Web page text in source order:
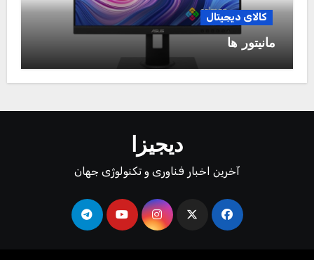
کالای دیجیتال
مانیتور ها
دیجیزا
آخرین اخبار فناوری و تکنولوژی جهان